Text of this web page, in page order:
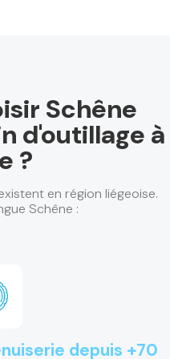
Schêne
d'outillage à
?
en région liégeoise.
Schêne :
depuis +70